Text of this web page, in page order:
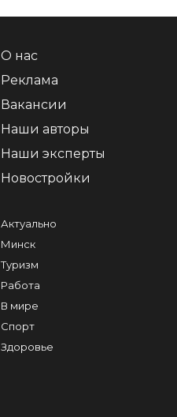
О нас
Реклама
Вакансии
Наши авторы
Наши эксперты
Новостройки
Актуально
Минск
Туризм
Работа
В мире
Спорт
Здоровье